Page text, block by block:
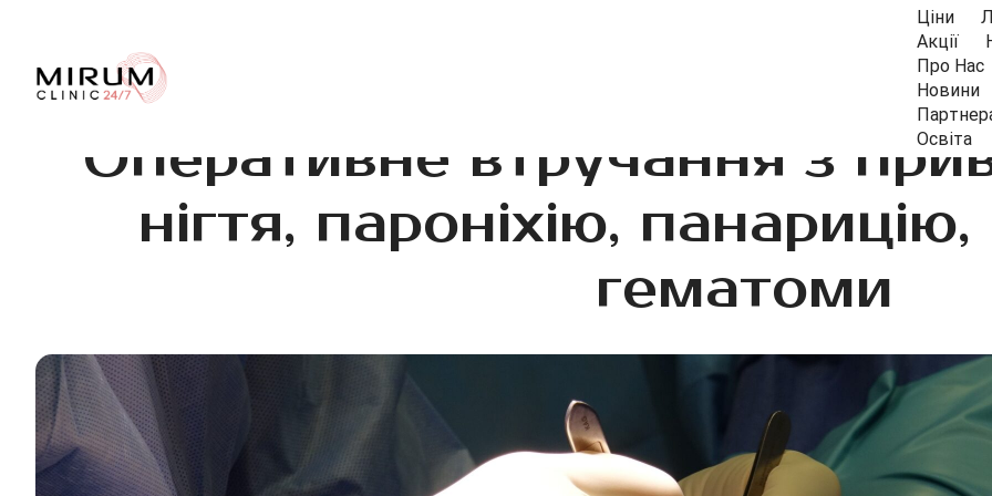
Ціни
Акції
Про Нас
Новини
Освіта
Оперативне втручання з
нігтя, пароніхію, панарицію,
гематоми